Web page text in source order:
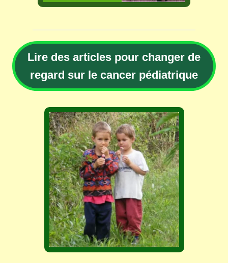
Lire des articles pour changer de
regard sur le cancer pédiatrique